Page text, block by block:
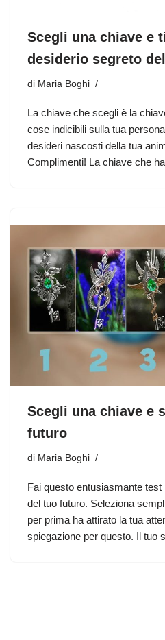
Scegli una chiave e
desiderio segreto
di Maria Boghi
La chiave che scegli è la
cose indicibili sulla tua
desideri nascosti della tua
Complimenti! La chiave che
Scegli una chiave e
futuro
di Maria Boghi
Fai questo entusiasmante
del tuo futuro. Seleziona
per prima ha attirato la tua
spiegazione per questo. Il tuo